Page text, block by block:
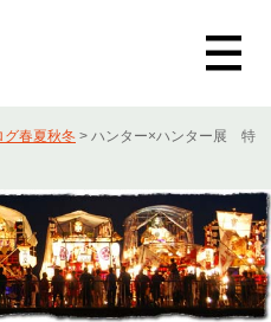
グ春夏秋冬 > ハンター×ハンター展 特